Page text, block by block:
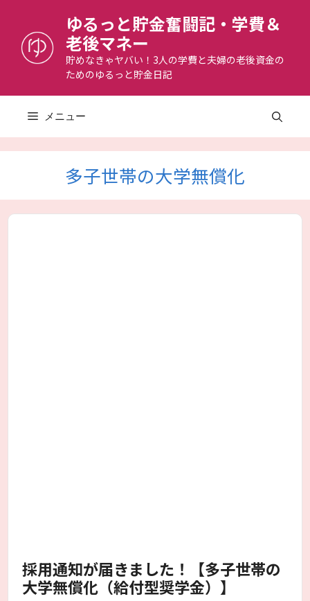
へ
ッ
ゆるっと貯金奮闘記・学費＆
老後マネー
貯めなきゃヤバい！3人の学費と夫婦の老後資金の
ためのゆるっと貯金日記
メニュー
多子世帯の大学無償化
採用通知が届きました！【多子世帯の
大学無償化（給付型奨学金）】